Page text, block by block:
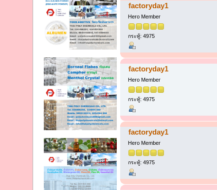
factoryday1
Hero Member
กระทู้: 4975
factoryday1
Hero Member
กระทู้: 4975
factoryday1
Hero Member
กระทู้: 4975